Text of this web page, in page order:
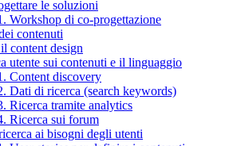
le soluzioni
Workshop di co-progettazione
contenuti
content design
utente sui contenuti e il linguaggio
Content discovery
Dati di ricerca (search keywords)
Ricerca tramite analytics
Ricerca sui forum
ai bisogni degli utenti